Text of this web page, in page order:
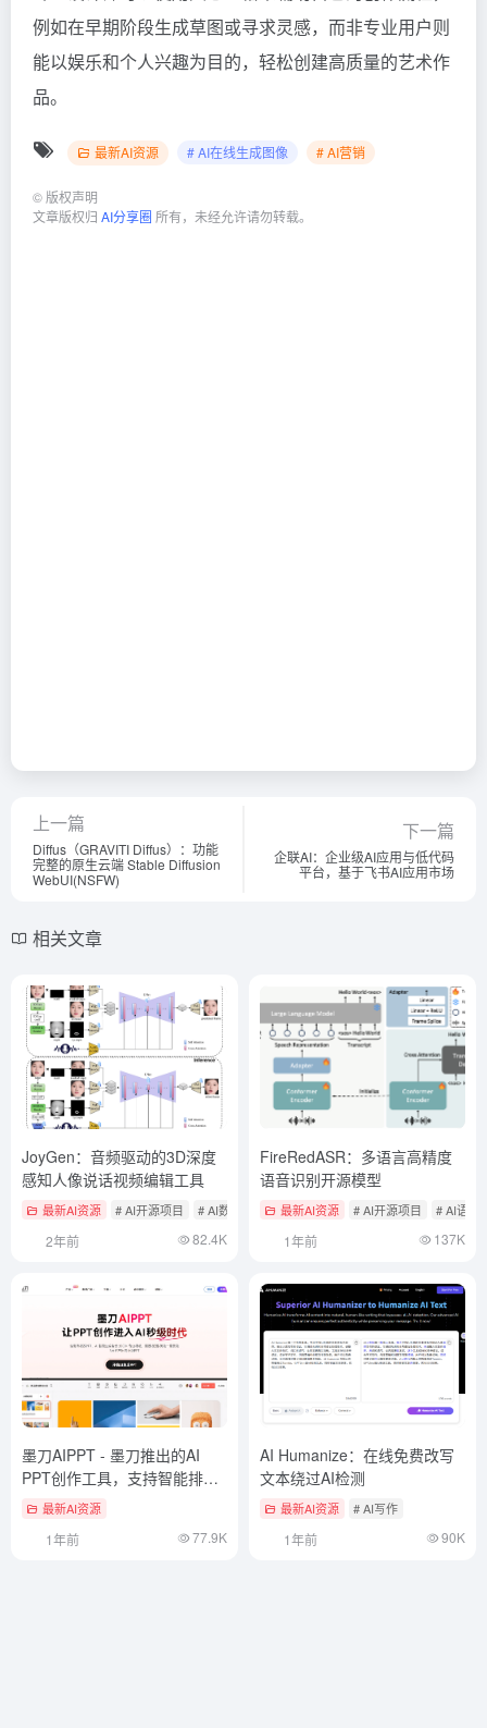
例如在早期阶段生成草图或寻求灵感，而非专业用户则
能以娱乐和个人兴趣为目的，轻松创建高质量的艺术作
品。
最新AI资源 # AI在线生成图像 # AI营销
© 版权声明
文章版权归 AI分享圈 所有，未经允许请勿转载。
上一篇
Diffus（GRAVITI Diffus）：功能
完整的原生云端 Stable Diffusion
WebUI(NSFW)
下一篇
企联AI：企业级AI应用与低代码
平台，基于飞书AI应用市场
相关文章
JoyGen：音频驱动的3D深度
感知人像说话视频编辑工具
最新AI资源 # AI开源项目 # AI数字人
2年前 82.4K
FireRedASR：多语言高精度
语音识别开源模型
最新AI资源 # AI开源项目 # AI语音
1年前 137K
墨刀AIPPT - 墨刀推出的AI
PPT创作工具，支持智能排
版、配图和美化
最新AI资源
1年前 77.9K
AI Humanize：在线免费改写
文本绕过AI检测
最新AI资源 # AI写作
1年前 90K